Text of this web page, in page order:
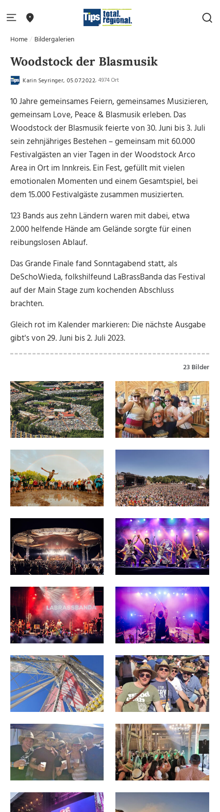
Home Bildergalerien
Woodstock der Blasmusik
Karin Seyringer, 05.07.2022, 4974 Ort
10 Jahre gemeinsames Feiern, gemeinsames Musizieren,
gemeinsam Love, Peace & Blasmusik erleben. Das
Woodstock der Blasmusik feierte von 30. Juni bis 3. Juli
sein zehnjähriges Bestehen – gemeinsam mit 60.000
Festivalgästen an vier Tagen in der Woodstock Arco
Area in Ort im Innkreis. Ein Fest, gefüllt mit vielen
emotionalen Momenten und einem Gesamtspiel, bei
dem 15.000 Festivalgäste zusammen musizierten.
123 Bands aus zehn Ländern waren mit dabei, etwa
2.000 helfende Hände am Gelände sorgte für einen
reibungslosen Ablauf.
Das Grande Finale fand Sonntagabend statt, als
DeSchoWieda, folkshilfeund LaBrassBanda das Festival
auf der Main Stage zum kochenden Abschluss
brachten.
Gleich rot im Kalender markieren: Die nächste Ausgabe
gibt's von 29. Juni bis 2. Juli 2023.
23 Bilder